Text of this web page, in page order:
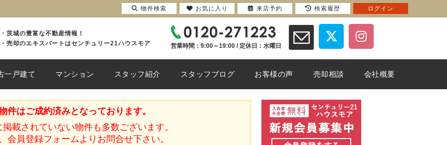
茨城の豊富な不動産情報！
売却のエキスパートはセンチュリー21ハウスモア
営業時間：9:00～19:00 / 定休日：水曜日
一戸建て マンション スタッフ紹介 スタッフブログ お客様の声 売却相談 会社概要
件はご成約済みとなっております。
載されていない物件も多数ございます。
会員登録フォームよりお問合せ下さい。
物件検索 お気に入り 来店予約 検索履歴 ログイン